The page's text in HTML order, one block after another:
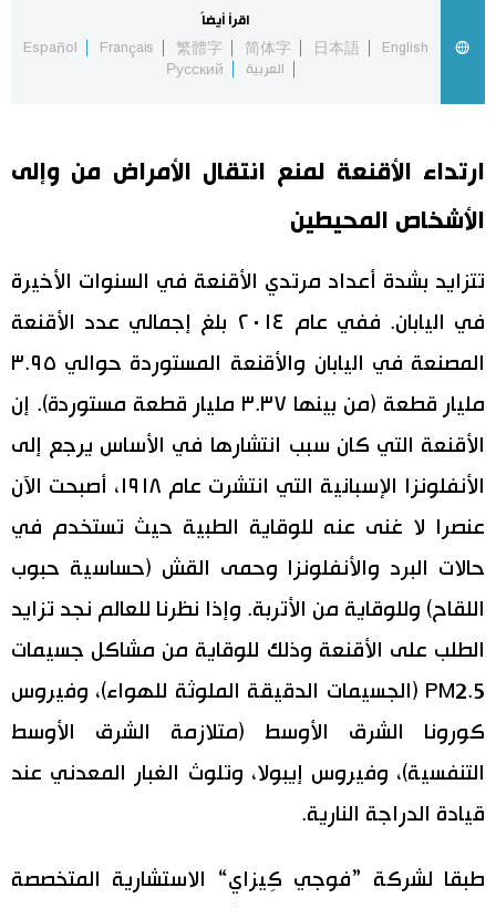
سياسة
مجتمع
لايف ستايل
إعلان
هو وهي
تواصل معنا
اقرأ أيضاً
English
日本語
简体字
繁體字
Français
Español
العربية
Русский
ارتداء الأقنعة لمنع انتقال الأمراض من وإلى
الأشخاص المحيطين
تتزايد بشدة أعداد مرتدي الأقنعة في السنوات الأخيرة
في اليابان. ففي عام ٢٠١٤ بلغ إجمالي عدد الأقنعة
المصنعة في اليابان والأقنعة المستوردة حوالي ٣.٩٥
مليار قطعة (من بينها ٣.٣٧ مليار قطعة مستوردة). إن
الأقنعة التي كان سبب انتشارها في الأساس يرجع إلى
الأنفلونزا الإسبانية التي انتشرت عام ١٩١٨، أصبحت الآن
عنصرا لا غنى عنه للوقاية الطبية حيث تستخدم في
حالات البرد والأنفلونزا وحمى القش (حساسية حبوب
اللقاح) وللوقاية من الأتربة. وإذا نظرنا للعالم نجد تزايد
الطلب على الأقنعة وذلك للوقاية من مشاكل جسيمات
PM2.5 (الجسيمات الدقيقة الملوثة للهواء)، وفيروس
كورونا الشرق الأوسط (متلازمة الشرق الأوسط
التنفسية)، وفيروس إيبولا، وتلوث الغبار المعدني عند
قيادة الدراجة النارية.
طبقا لشركة ”فوجي كِيزاي“ الاستشارية المتخصصة